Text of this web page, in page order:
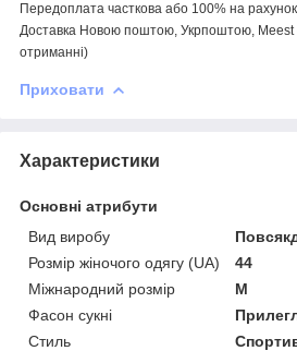
Передоплата часткова або 100% на
Доставка Новою поштою, Укрпоштою, Meest
отриманні)
Приховати
Характеристики
Основні атрибути
Вид виробу
Розмір жіночого одягу (UA)
44
Міжнародний розмір
M
Фасон сукні
Стиль